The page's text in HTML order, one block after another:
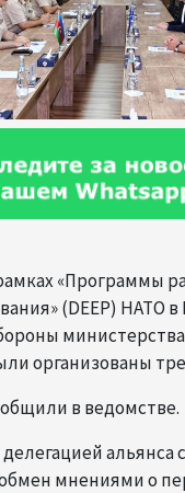
«Программы
(DEEP) НАТО
организованы
в ведомстве.
альянса
мнениями о